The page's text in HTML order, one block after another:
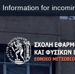
Information for